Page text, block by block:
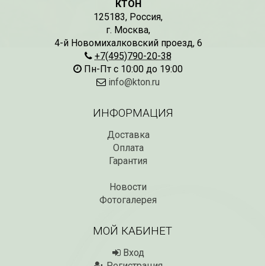
КТОН
125183, Россия,
г. Москва,
4-й Новомихалковский проезд, 6
+7(495)790-20-38
Пн-Пт с 10:00 до 19:00
info@kton.ru
ИНФОРМАЦИЯ
Доставка
Оплата
Гарантия
Новости
Фотогалерея
МОЙ КАБИНЕТ
Вход